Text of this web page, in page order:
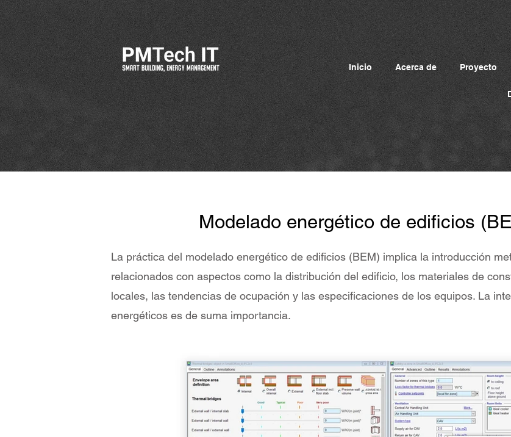
Inicio Acerca de Proyecto
Modelado energético de edificios
La práctica del modelado energético de edificios (BEM) implica la introducción
relacionados con aspectos como la distribución del edificio, los materiales de
locales, las tendencias de ocupación y las especificaciones de los equipos. La
energéticos es de suma importancia.